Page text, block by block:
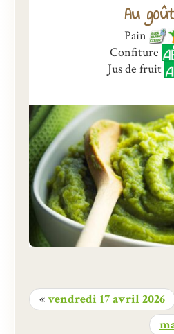
Au
Pain
Confiture
Jus de fruit
«vendredi 17 avril 2026